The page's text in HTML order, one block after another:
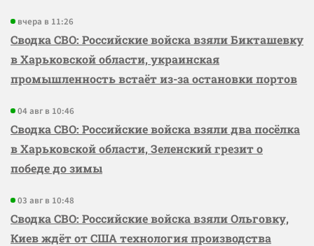
вчера в 11:26
Сводка СВО: Российские войска взяли Бикташевку
в Харьковской области, украинская
промышленность встаёт из-за остановки портов
04 авг в 10:46
Сводка СВО: Российские войска взяли два посёлка
в Харьковской области, Зеленский грезит о
победе до зимы
03 авг в 10:48
Сводка СВО: Российские войска взяли Ольговку,
Киев ждёт от США технология производства